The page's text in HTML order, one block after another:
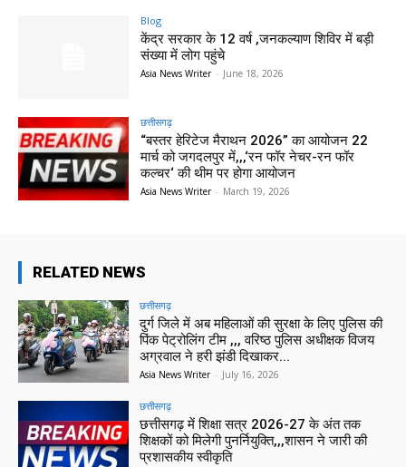
Blog
केंद्र सरकार के 12 वर्ष ,जनकल्याण शिविर में बड़ी
संख्या में लोग पहुंचे
Asia News Writer - June 18, 2026
छत्तीसगढ़
“बस्तर हेरिटेज मैराथन 2026” का आयोजन 22
मार्च को जगदलपुर में,,,‘रन फॉर नेचर-रन फॉर
कल्चर‘ की थीम पर होगा आयोजन
Asia News Writer - March 19, 2026
RELATED NEWS
छत्तीसगढ़
दुर्ग जिले में अब महिलाओं की सुरक्षा के लिए पुलिस की
पिंक पेट्रोलिंग टीम ,,, वरिष्ठ पुलिस अधीक्षक विजय
अग्रवाल ने हरी झंडी दिखाकर...
Asia News Writer - July 16, 2026
छत्तीसगढ़
छत्तीसगढ़ में शिक्षा सत्र 2026-27 के अंत तक
शिक्षकों को मिलेगी पुनर्नियुक्ति,,,शासन ने जारी की
प्रशासकीय स्वीकृति